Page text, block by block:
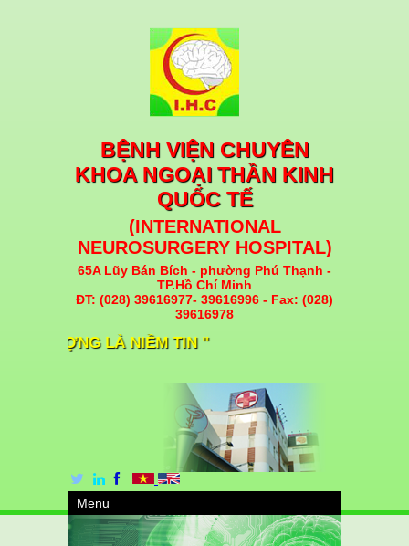
BỆNH VIỆN CHUYÊN
KHOA NGOẠI THẦN KINH
QUỐC TẾ
(INTERNATIONAL
NEUROSURGERY HOSPITAL)
65A Lũy Bán Bích - phường Phú Thạnh -
TP.Hồ Chí Minh
ĐT: (028) 39616977- 39616996 - Fax: (028)
39616978
LƯỢNG LÀ NIỀM TIN "
Menu